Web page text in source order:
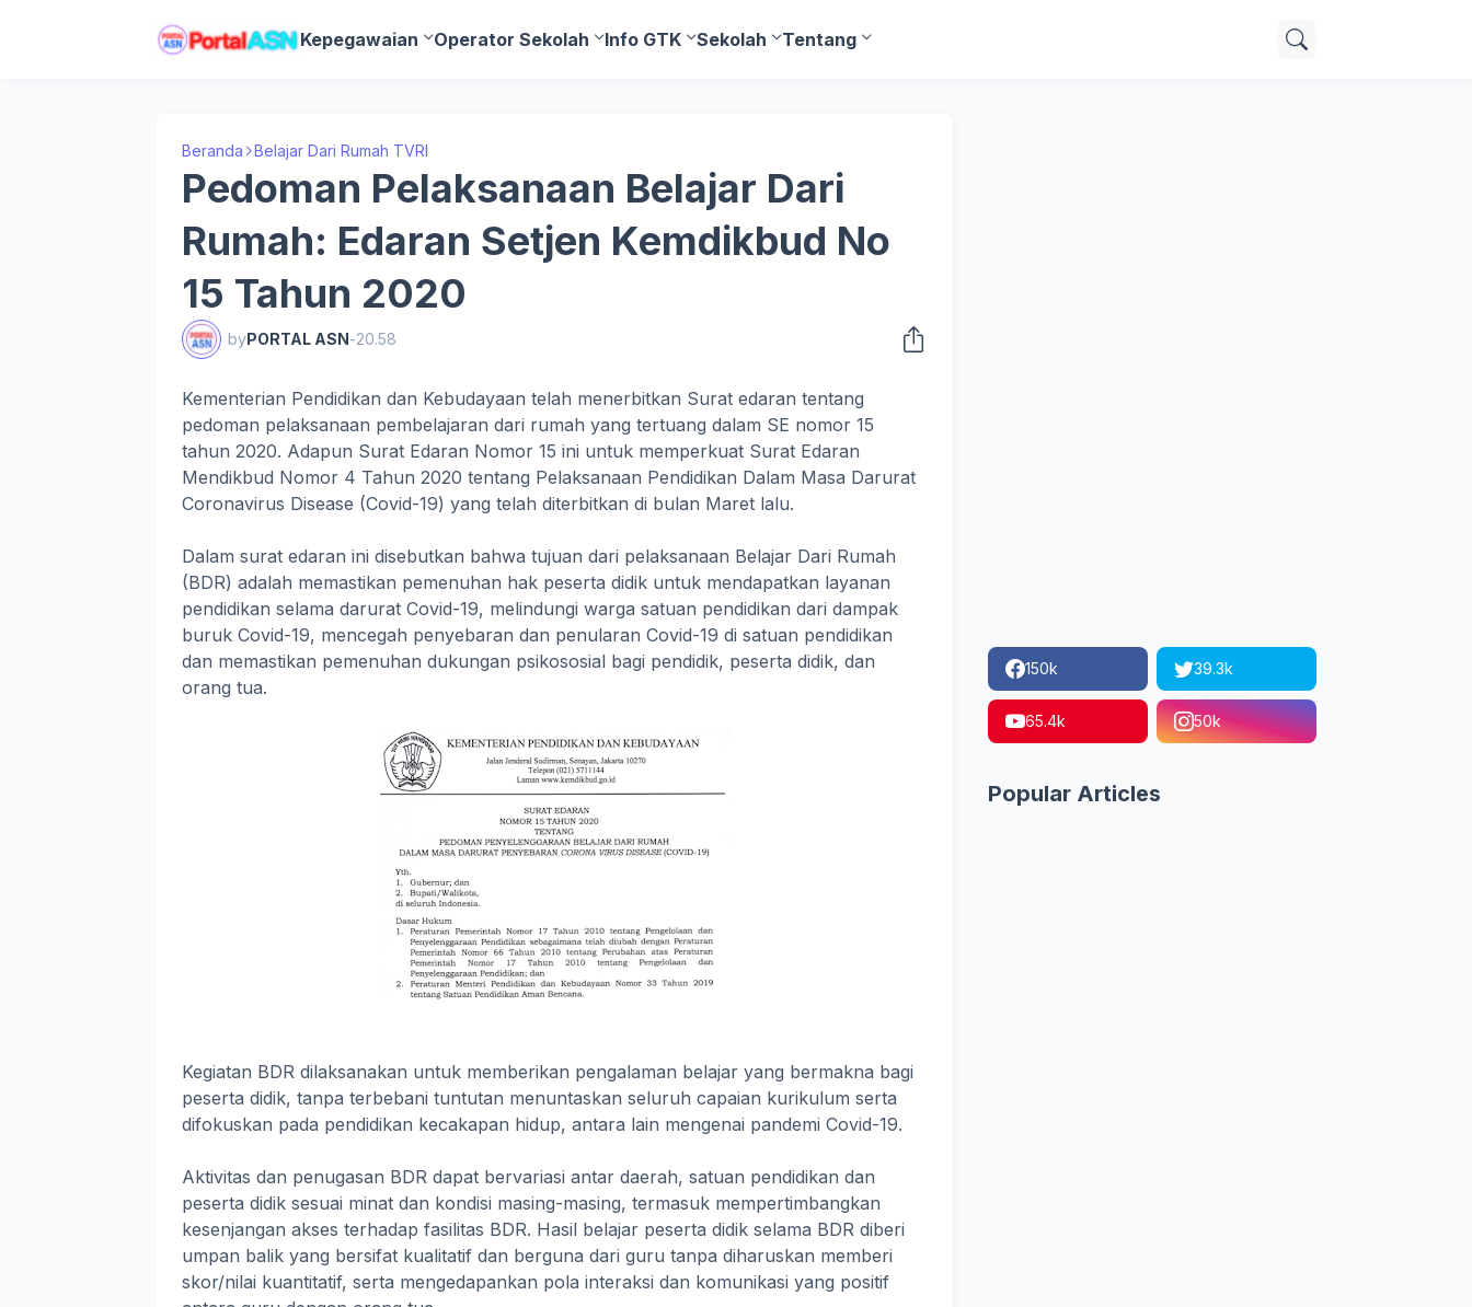
Kepegawaian Operator Sekolah Info GTK Sekolah Tentang
Beranda Belajar Dari Rumah TVRI
Pedoman Pelaksanaan Belajar Dari
Rumah: Edaran Setjen Kemdikbud No
15 Tahun 2020
byPORTAL ASN-20.58
Kementerian Pendidikan dan Kebudayaan telah menerbitkan Surat edaran tentang
pedoman pelaksanaan pembelajaran dari rumah yang tertuang dalam SE nomor 15
tahun 2020. Adapun Surat Edaran Nomor 15 ini untuk memperkuat Surat Edaran
Mendikbud Nomor 4 Tahun 2020 tentang Pelaksanaan Pendidikan Dalam Masa Darurat
Coronavirus Disease (Covid-19) yang telah diterbitkan di bulan Maret lalu.
Dalam surat edaran ini disebutkan bahwa tujuan dari pelaksanaan Belajar Dari Rumah
(BDR) adalah memastikan pemenuhan hak peserta didik untuk mendapatkan layanan
pendidikan selama darurat Covid-19, melindungi warga satuan pendidikan dari dampak
buruk Covid-19, mencegah penyebaran dan penularan Covid-19 di satuan pendidikan
dan memastikan pemenuhan dukungan psikososial bagi pendidik, peserta didik, dan
orang tua.
Kegiatan BDR dilaksanakan untuk memberikan pengalaman belajar yang bermakna bagi
peserta didik, tanpa terbebani tuntutan menuntaskan seluruh capaian kurikulum serta
difokuskan pada pendidikan kecakapan hidup, antara lain mengenai pandemi Covid-19.
Aktivitas dan penugasan BDR dapat bervariasi antar daerah, satuan pendidikan dan
peserta didik sesuai minat dan kondisi masing-masing, termasuk mempertimbangkan
kesenjangan akses terhadap fasilitas BDR. Hasil belajar peserta didik selama BDR diberi
umpan balik yang bersifat kualitatif dan berguna dari guru tanpa diharuskan memberi
skor/nilai kuantitatif, serta mengedapankan pola interaksi dan komunikasi yang positif
150k 39.3k
65.4k 50k
Popular Articles